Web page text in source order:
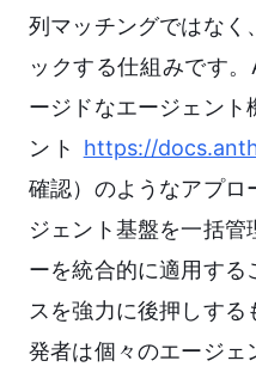
列マッチングではなく
ックする仕組みです
ージドなエージェント
ント https://
確認）のようなアプロ
ジェント基盤を一括
ーを統合的に適用する
スを強力に後押しす
発者は個々のエージェ